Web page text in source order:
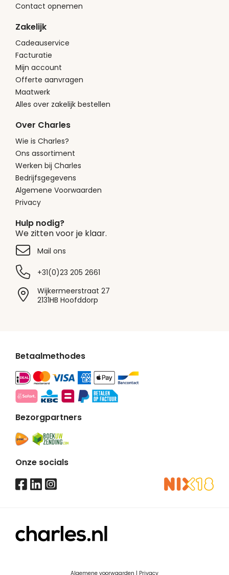
Contact opnemen
Zakelijk
Cadeauservice
Facturatie
Mijn account
Offerte aanvragen
Maatwerk
Alles over zakelijk bestellen
Over Charles
Wie is Charles?
Ons assortiment
Werken bij Charles
Bedrijfsgegevens
Algemene Voorwaarden
Privacy
Hulp nodig?
We zitten voor je klaar.
Mail ons
+31(0)23 205 2661
Wijkermeerstraat 27
2131HB Hoofddorp
Betaalmethodes
Bezorgpartners
Onze socials
Algemene voorwaarden | Privacy